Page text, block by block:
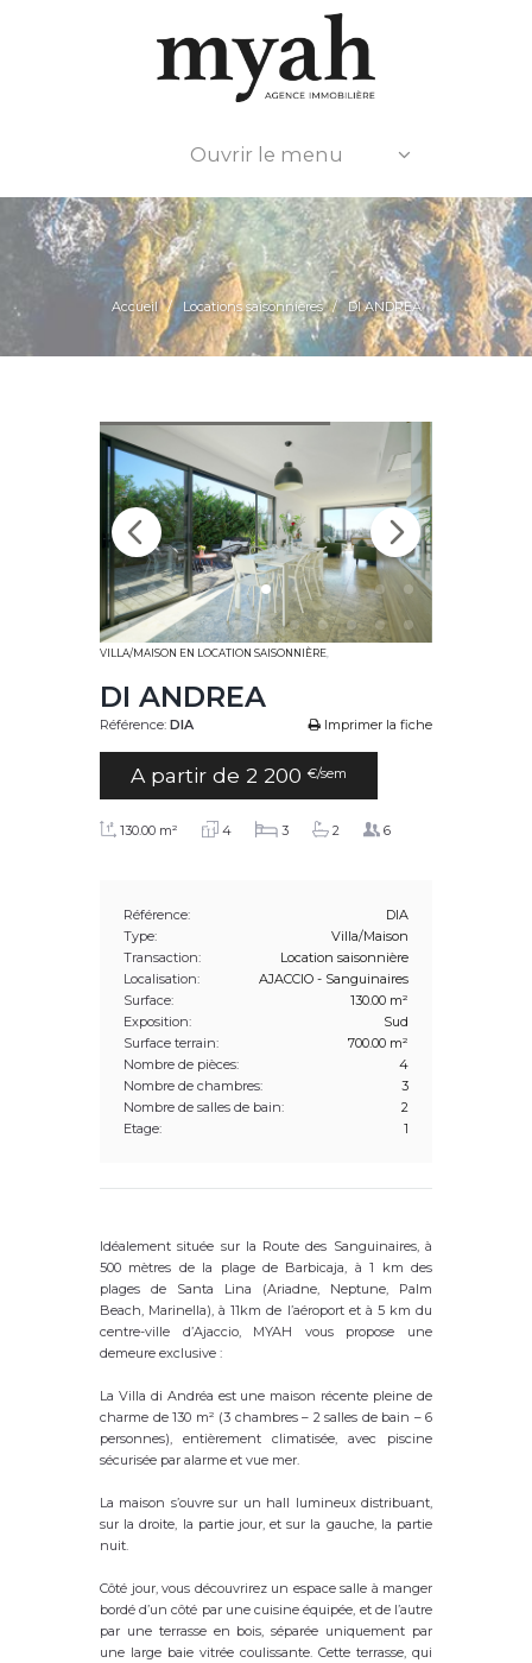
Ouvrir le menu
Accueil Locations saisonnières DI ANDREA
VILLA/MAISON EN LOCATION SAISONNIÈRE,
DI ANDREA
Référence: DIA Imprimer la fiche
A partir de 2 200 €/sem
130.00 m² 4 3 2 6
Référence:
DIA
Type:
Villa/Maison
Transaction:
Location saisonnière
Localisation:
AJACCIO - Sanguinaires
Surface:
130.00 m²
Exposition:
Sud
Surface terrain:
700.00 m²
Nombre de pièces:
4
Nombre de chambres:
3
Nombre de salles de bain:
2
Etage:
1
Idéalement située sur la Route des Sanguinaires, à
500 mètres de la plage de Barbicaja, à 1 km des
plages de Santa Lina (Ariadne, Neptune, Palm
Beach, Marinella), à 11km de l’aéroport et à 5 km du
centre-ville d’Ajaccio, MYAH vous propose une
demeure exclusive :
La Villa di Andréa est une maison récente pleine de
charme de 130 m² (3 chambres – 2 salles de bain – 6
personnes), entièrement climatisée, avec piscine
sécurisée par alarme et vue mer.
La maison s’ouvre sur un hall lumineux distribuant,
sur la droite, la partie jour, et sur la gauche, la partie
nuit.
Côté jour, vous découvrirez un espace salle à manger
bordé d’un côté par une cuisine équipée, et de l’autre
par une terrasse en bois, séparée uniquement par
une large baie vitrée coulissante. Cette terrasse, qui